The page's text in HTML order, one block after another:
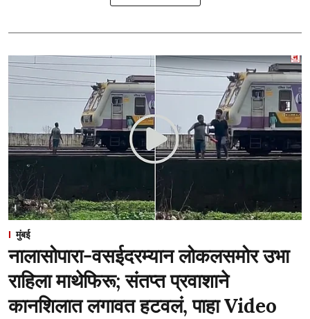
मुंबई
नालासोपारा-वसईदरम्यान लोकलसमोर उभा
राहिला माथेफिरू; संतप्त प्रवाशाने
कानशिलात लगावत हटवलं, पाहा Video